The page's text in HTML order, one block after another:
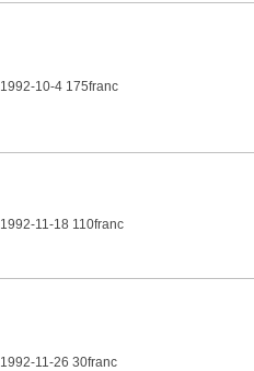
1992-10-4 175franc
1992-11-18 110franc
1992-11-26 30franc